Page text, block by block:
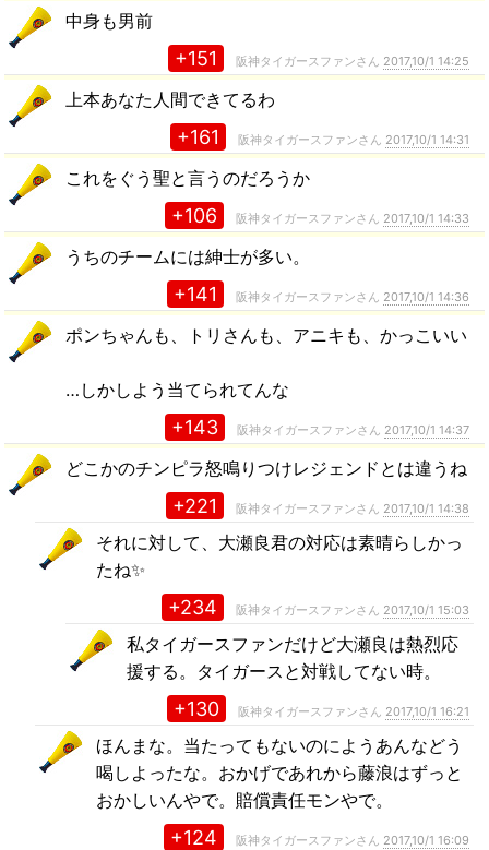
中身も男前
+151 阪神タイガースファンさん 2017,10/1 14:25
上本あなた人間できてるわ
+161 阪神タイガースファンさん 2017,10/1 14:31
これをぐう聖と言うのだろうか
+106 阪神タイガースファンさん 2017,10/1 14:33
うちのチームには紳士が多い。
+141 阪神タイガースファンさん 2017,10/1 14:36
ポンちゃんも、トリさんも、アニキも、かっこいい
…しかしよう当てられてんな
+143 阪神タイガースファンさん 2017,10/1 14:37
どこかのチンピラ怒鳴りつけレジェンドとは違うね
+221 阪神タイガースファンさん 2017,10/1 14:38
それに対して、大瀬良君の対応は素晴らしかっ
たね✨
+234 阪神タイガースファンさん 2017,10/1 15:03
私タイガースファンだけど大瀬良は熱烈応
援する。タイガースと対戦してない時。
+130 阪神タイガースファンさん 2017,10/1 16:21
ほんまな。当たってもないのにようあんなどう
喝しよったな。おかげであれから藤浪はずっと
おかしいんやで。賠償責任モンやで。
+124 阪神タイガースファンさん 2017,10/1 16:09